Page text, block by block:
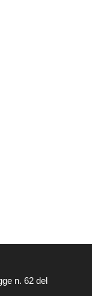
n. 62 del